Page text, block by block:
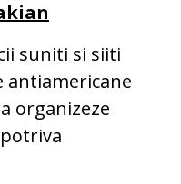
suniti si siiti
antiamericane
organizeze